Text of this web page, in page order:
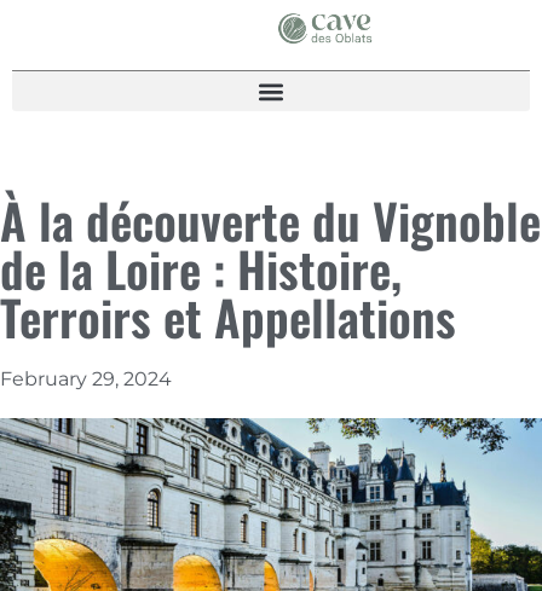
À la découverte du Vignoble
de la Loire : Histoire,
Terroirs et Appellations
February 29, 2024